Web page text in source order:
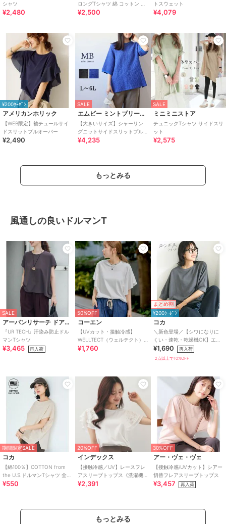
シャツ
¥2,480
ロングTシャツ 綿 コットン レ
イヤード
¥2,500
トスウェット
¥4,079
¥200ｸｰﾎﾟﾝ
アメリカンホリック
【WEB限定】袖チュールサイ
ドスリットプルオーバー
¥2,490
SALE
エムビー ミントブリーズ
【大きいサイズ】シャーリン
グニットサイドスリットプル
オーバー
¥4,235
SALE
ミニミニストア
チュニックTシャツ サイドスリ
ット
¥2,575
もっとみる
風通しの良いドルマンT
SALE
アーバンリサーチ ドアーズ
『UR TECH』汗染み防止ドル
マンTシャツ
¥3,465 再入荷
50%OFF
コーエン
【UVカット・接触冷感】
WELLTECT（ウェルテクト）
USAコットン フレアスリーブ
¥1,760
まとめ割
¥200ｸｰﾎﾟﾝ
コカ
＼新色登場／【シワになりに
くい・速乾・乾燥機OK】エン
ボスドルマントップス 全5色
¥1,690 再入荷
2点以上で10%OFF
期間限定SALE
コカ
【綿100％】COTTON from
the U.S.ドルマンTシャツ 全3
色
¥550
20%OFF
インデックス
【接触冷感／UV】レースフレ
アスリーブトップス《洗濯機
OK》
¥2,391
30%OFF
アー・ヴェ・ヴェ
【接触冷感/UVカット】シアー
切替フレアスリーブトップス
¥3,457 再入荷
もっとみる